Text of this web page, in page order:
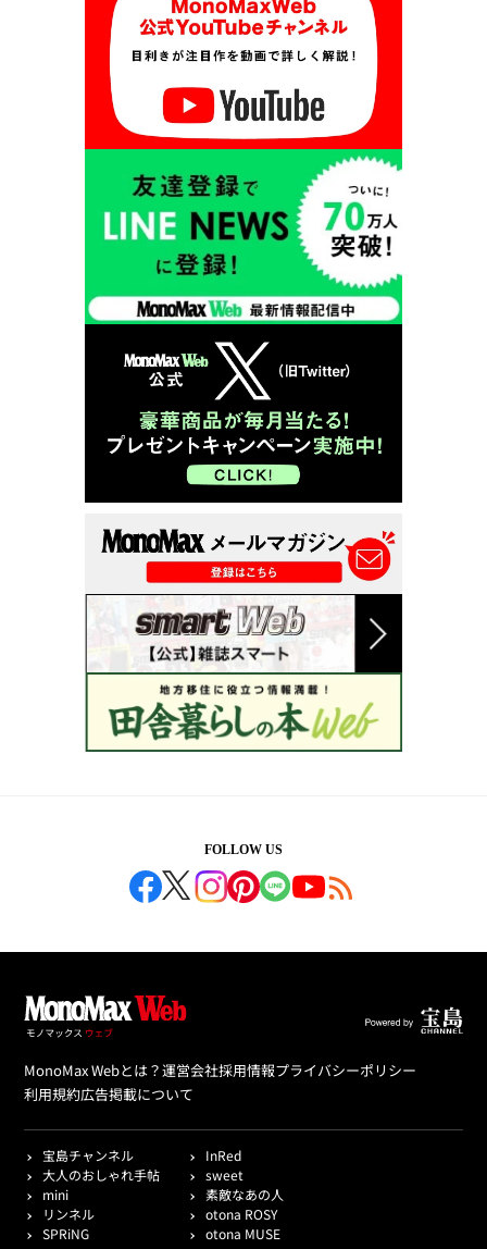
FOLLOW US
MonoMax Webとは？運営会社採用情報プライバシーポリシー
利用規約広告掲載について
宝島チャンネル
InRed
大人のおしゃれ手帖
sweet
mini
素敵なあの人
リンネル
otona ROSY
SPRiNG
otona MUSE